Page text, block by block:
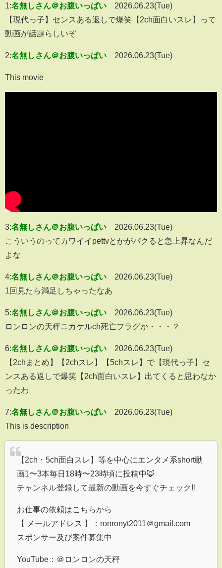
1:名無しさん＠お腹いっぱい
2026.06.23(Tue)
【現代っ子】センスある返しで爆笑【2ch面白いスレ】って
動画が話題らしいぞ
2:名無しさん＠お腹いっぱい 2026.06.23(Tue)
This movie
3:名無しさん＠お腹いっぱい
2026.06.23(Tue)
こういうのってカワイイpettvとかがパクると急上昇なんだ
よな
4:名無しさん＠お腹いっぱい
2026.06.23(Tue)
1回見たら満足しちゃったなあ
5:名無しさん＠お腹いっぱい
2026.06.23(Tue)
ロンロンの天秤ニカケルch死亡フラグか・・・？
6:名無しさん＠お腹いっぱい
2026.06.23(Tue)
【2chまとめ】【2chスレ】【5chスレ】で【現代っ子】セ
ンスある返しで爆笑【2ch面白いスレ】出てくると思わなか
ったわ
7:名無しさん＠お腹いっぱい
2026.06.23(Tue)
This is description
【2ch・5ch面白スレ】等を中心にエンタメ系short動
画1〜3本毎日18時〜23時頃に投稿中🦊
チャンネル登録して最新の動画を今すぐチェック‼︎
お仕事の依頼はこちらから
【 メールアドレス 】：ronronyt2011＠gmail.com
スポンサー及び案件募集中
YouTube：＠ロンロンの天秤